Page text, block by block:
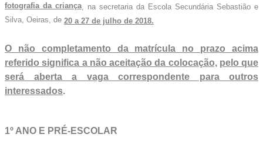
fotografia da criança, na secretaria da Escola Secundária Sebastião e
Silva, Oeiras, de 20 a 27 de julho de 2018.
O não completamento da matrícula no prazo acima
referido significa a não aceitação da colocação, pelo que
será aberta a vaga correspondente para outros
interessados.
1º ANO E PRÉ-ESCOLAR